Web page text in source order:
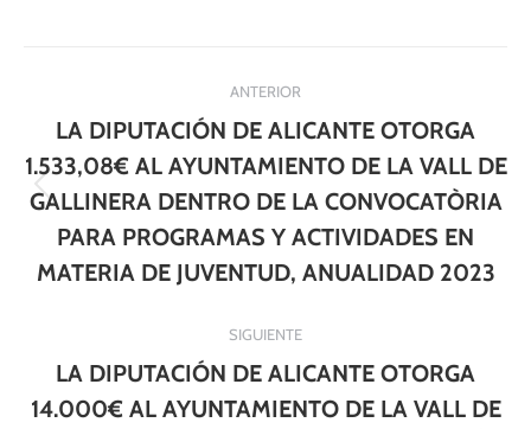
entre
publicaciones
ANTERIOR
Publicación
anterior:
LA DIPUTACIÓN DE ALICANTE OTORGA
1.533,08€ AL AYUNTAMIENTO DE LA VALL DE
GALLINERA DENTRO DE LA CONVOCATÒRIA
PARA PROGRAMAS Y ACTIVIDADES EN
MATERIA DE JUVENTUD, ANUALIDAD 2023
SIGUIENTE
LA DIPUTACIÓN DE ALICANTE OTORGA
14.000€ AL AYUNTAMIENTO DE LA VALL DE